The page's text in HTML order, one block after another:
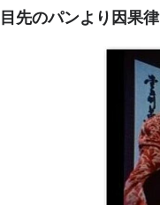
目先のパンより因果律